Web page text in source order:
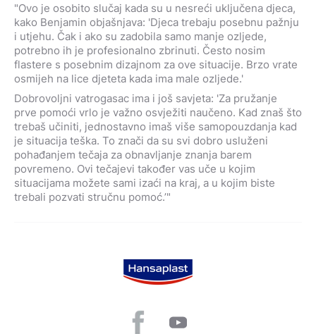
"Ovo je osobito slučaj kada su u nesreći uključena djeca,
kako Benjamin objašnjava: 'Djeca trebaju posebnu pažnju
i utjehu. Čak i ako su zadobila samo manje ozljede,
potrebno ih je profesionalno zbrinuti. Često nosim
flastere s posebnim dizajnom za ove situacije. Brzo vrate
osmijeh na lice djeteta kada ima male ozljede.'
Dobrovoljni vatrogasac ima i još savjeta: 'Za pružanje
prve pomoći vrlo je važno osvježiti naučeno. Kad znaš što
trebaš učiniti, jednostavno imaš više samopouzdanja kad
je situacija teška. To znači da su svi dobro usluženi
pohađanjem tečaja za obnavljanje znanja barem
povremeno. Ovi tečajevi također vas uče u kojim
situacijama možete sami izaći na kraj, a u kojim biste
trebali pozvati stručnu pomoć.’"